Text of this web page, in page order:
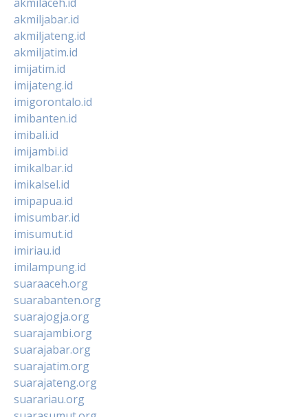
akmiljabar.id
akmiljateng.id
akmiljatim.id
imijatim.id
imijateng.id
imigorontalo.id
imibanten.id
imibali.id
imijambi.id
imikalbar.id
imikalsel.id
imipapua.id
imisumbar.id
imisumut.id
imiriau.id
imilampung.id
suaraaceh.org
suarabanten.org
suarajogja.org
suarajambi.org
suarajabar.org
suarajatim.org
suarajateng.org
suarariau.org